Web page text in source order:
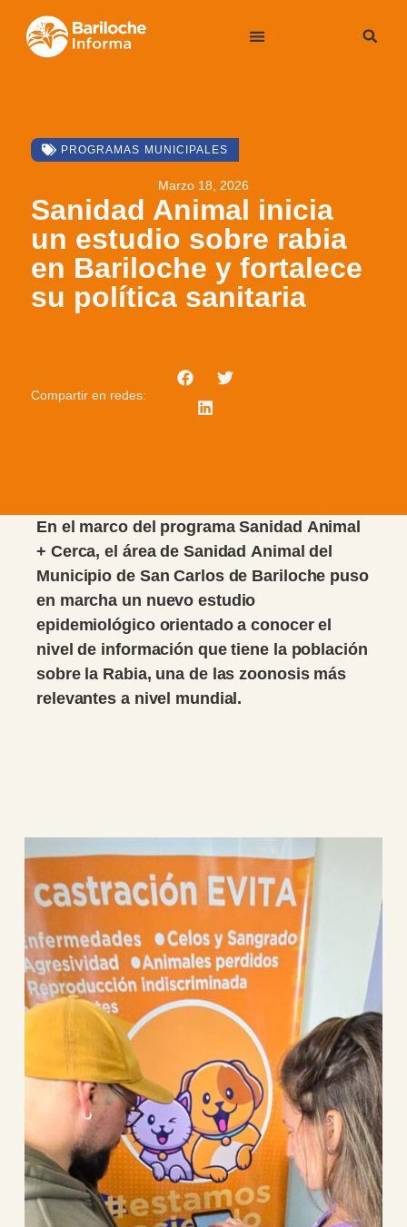
PROGRAMAS MUNICIPALES
Marzo 18, 2026
Sanidad Animal inicia
un estudio sobre rabia
en Bariloche y fortalece
su política sanitaria
Compartir en redes:
En el marco del programa Sanidad Animal
+ Cerca, el área de Sanidad Animal del
Municipio de San Carlos de Bariloche puso
en marcha un nuevo estudio
epidemiológico orientado a conocer el
nivel de información que tiene la población
sobre la Rabia, una de las zoonosis más
relevantes a nivel mundial.